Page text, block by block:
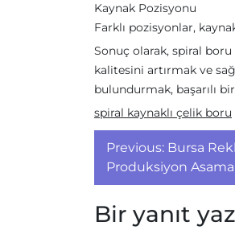
Kaynak Pozisyonu
Farklı pozisyonlar,
Sonuç olarak, spiral
kalitesini artırmak ve
bulundurmak, başarılı
spiral kaynaklı çelik boru
Yazı
gezinmesi
Previous: Bursa
Produksiyon
Bir yanıt